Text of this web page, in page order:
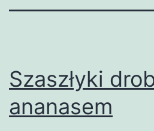
Szaszłyki
ananasem